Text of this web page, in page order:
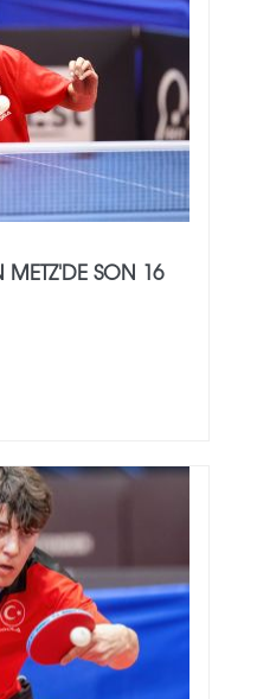
SON 16